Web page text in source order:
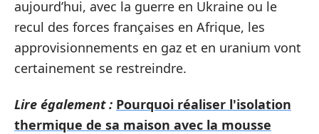
aujourd’hui, avec la guerre en Ukraine ou le
recul des forces françaises en Afrique, les
approvisionnements en gaz et en uranium vont
certainement se restreindre.
Lire également : Pourquoi réaliser l'isolation
thermique de sa maison avec la mousse